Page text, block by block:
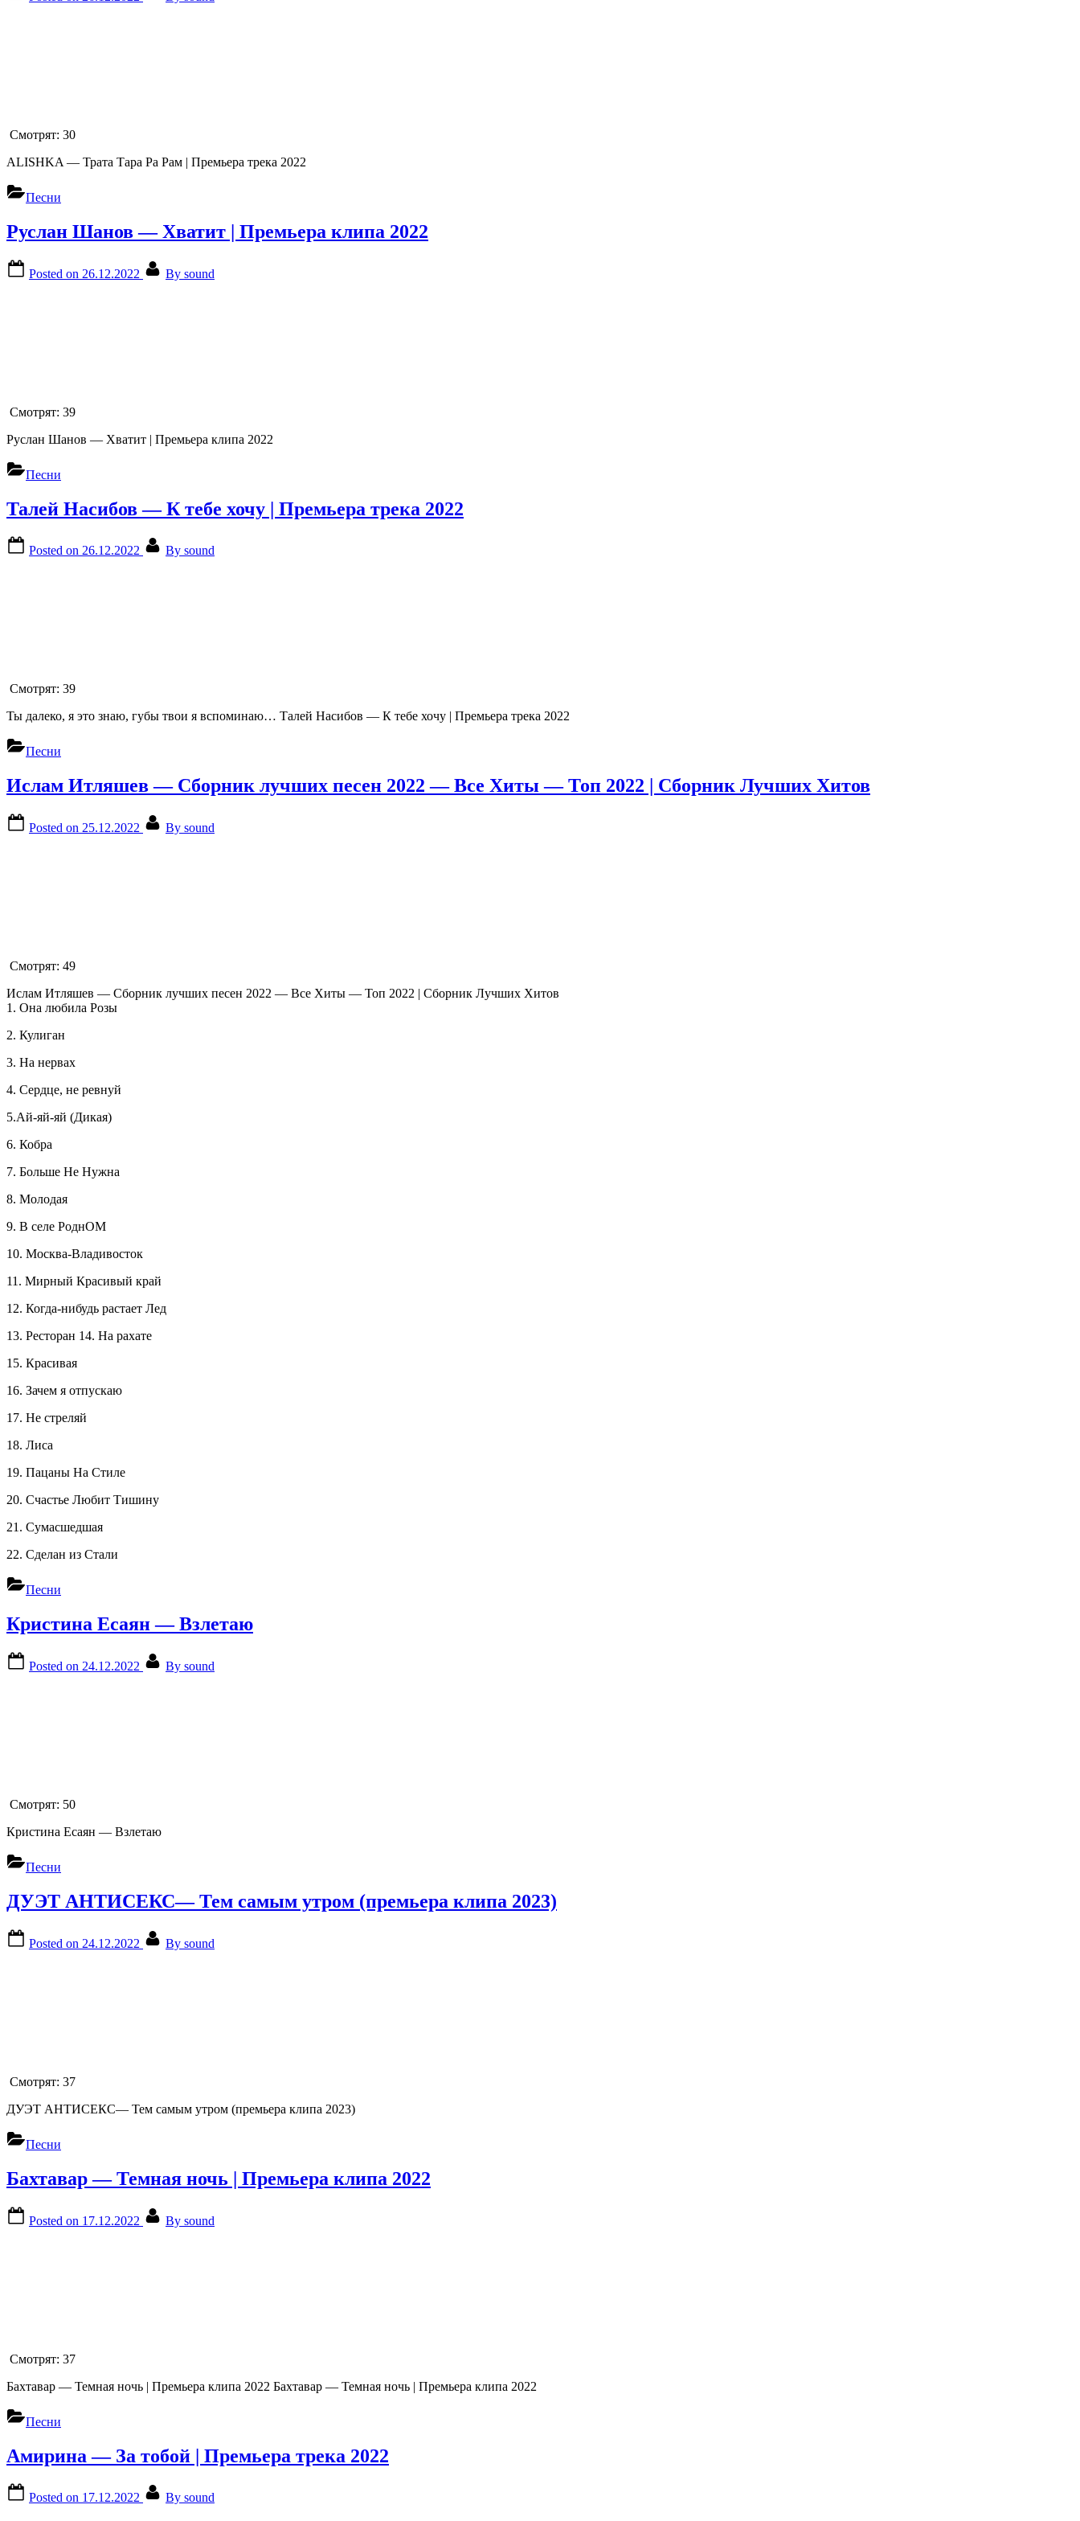
Смотрят: 30
ALISHKA — Трата Тара Ра Рам | Премьера трека 2022
Песни
Руслан Шанов — Хватит | Премьера клипа 2022
Posted on 26.12.2022 By sound
Смотрят: 39
Руслан Шанов — Хватит | Премьера клипа 2022
Песни
Талей Насибов — К тебе хочу | Премьера трека 2022
Posted on 26.12.2022 By sound
Смотрят: 39
Ты далеко, я это знаю, губы твои я вспоминаю… Талей Насибов — К тебе хочу | Премьера трека 2022
Песни
Ислам Итляшев — Сборник лучших песен 2022 — Все Хиты — Топ 2022 | Cборник Лучших Хитов
Posted on 25.12.2022 By sound
Смотрят: 49
Ислам Итляшев — Сборник лучших песен 2022 — Все Хиты — Топ 2022 | Cборник Лучших Хитов
1. Она любила Розы
2. Кулиган
3. На нервах
4. Сердце, не ревнуй
5.Ай-яй-яй (Дикая)
6. Кобра
7. Больше Не Нужна
8. Молодая
9. В селе РоднОМ
10. Москва-Владивосток
11. Мирный Красивый край
12. Когда-нибудь растает Лед
13. Ресторан 14. На рахате
15. Красивая
16. Зачем я отпускаю
17. Не стреляй
18. Лиса
19. Пацаны На Стиле
20. Счастье Любит Тишину
21. Сумасшедшая
22. Сделан из Стали
Песни
Кристина Есаян — Взлетаю
Posted on 24.12.2022 By sound
Смотрят: 50
Кристина Есаян — Взлетаю
Песни
ДУЭТ АНТИСЕКС— Тем самым утром (премьера клипа 2023)
Posted on 24.12.2022 By sound
Смотрят: 37
ДУЭТ АНТИСЕКС— Тем самым утром (премьера клипа 2023)
Песни
Бахтавар — Темная ночь | Премьера клипа 2022
Posted on 17.12.2022 By sound
Смотрят: 37
Бахтавар — Темная ночь | Премьера клипа 2022 Бахтавар — Темная ночь | Премьера клипа 2022
Песни
Амирина — За тобой | Премьера трека 2022
Posted on 17.12.2022 By sound